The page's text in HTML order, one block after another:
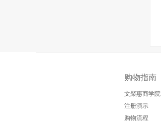
购物指南
文聚惠商学院
注册演示
购物流程